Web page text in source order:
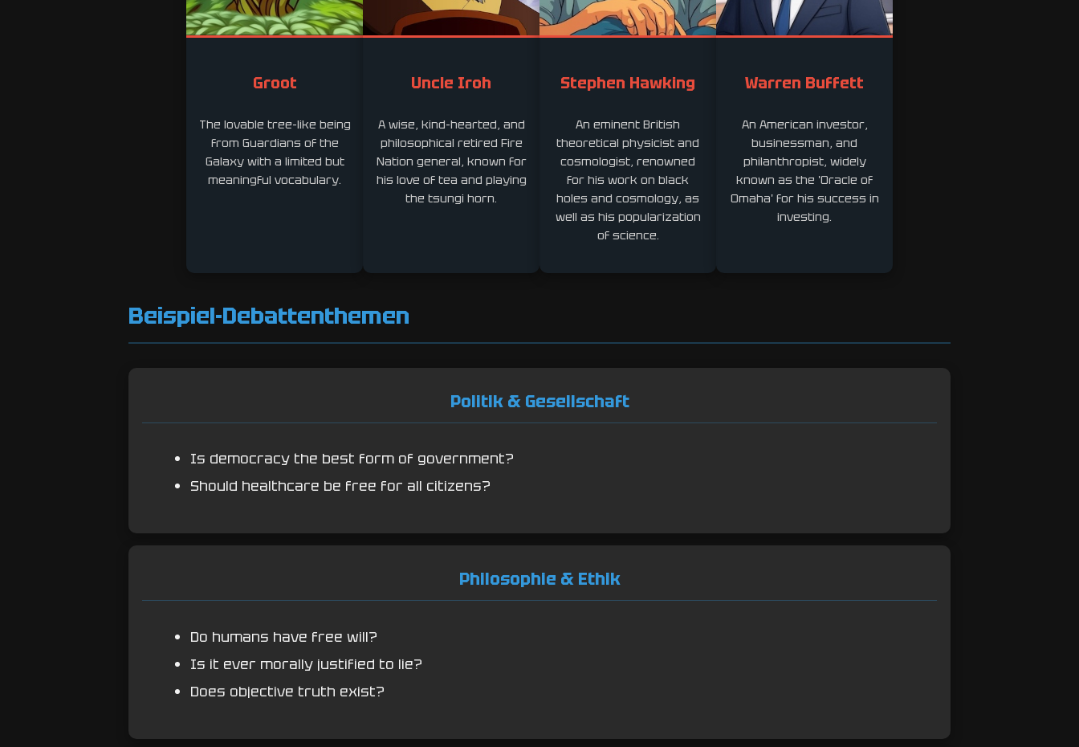
Groot
The lovable tree-like being
from Guardians of the
Galaxy with a limited but
meaningful vocabulary.
Uncle Iroh
A wise, kind-hearted, and
philosophical retired Fire
Nation general, known for
his love of tea and playing
the tsungi horn.
Stephen Hawking
An eminent British
theoretical physicist and
cosmologist, renowned
for his work on black
holes and cosmology, as
well as his popularization
of science.
Warren Buffett
An American investor,
businessman, and
philanthropist, widely
known as the 'Oracle of
Omaha' for his success in
investing.
Beispiel-Debattenthemen
Politik & Gesellschaft
Is democracy the best form of government?
Should healthcare be free for all citizens?
Philosophie & Ethik
Do humans have free will?
Is it ever morally justified to lie?
Does objective truth exist?